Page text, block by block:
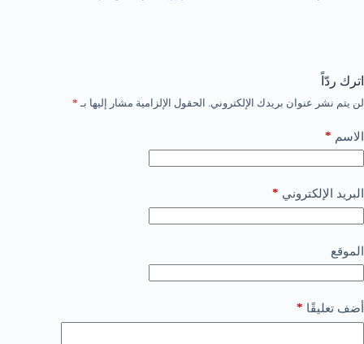
اترك ردّاً
لن يتم نشر عنوان بريدك الإلكتروني. الحقول الإلزامية مشار إليها بـ *
الاسم *
البريد الإلكتروني *
الموقع
أضف تعليقًا *